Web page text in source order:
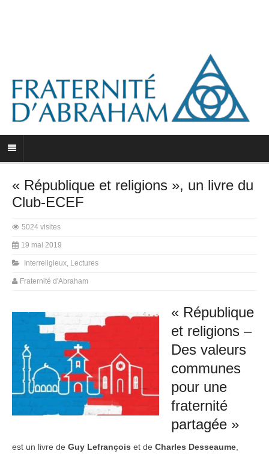
« République et religions », un livre du
Club-ECEF
5024 visites
19 mai 2019
Interreligieux, Lectures
Fraternité d'Abraham
« République
et religions –
Des valeurs
communes
pour une
fraternité
partagée »
est un livre de Guy Lefrançois et de Charles Desseaume